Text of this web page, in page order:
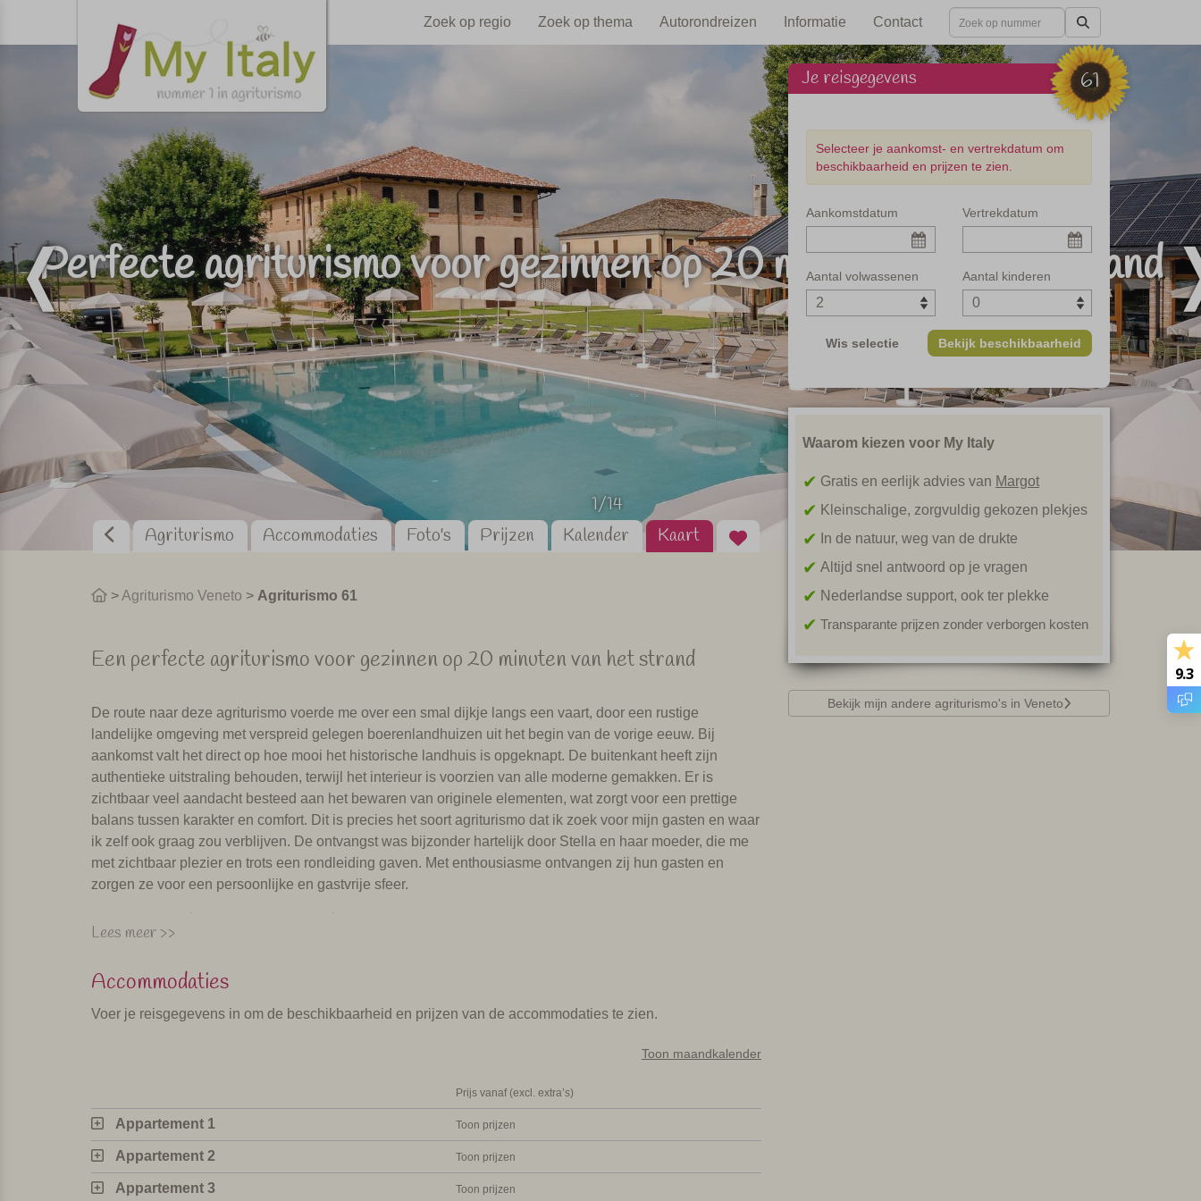
Zoek op regio Zoek op thema Autorondreizen Informatie Contact
Perfecte agriturismo voor gezinnen op 20 minuten van het strand
1/14
Agriturismo
Accommodaties Foto's Prijzen Kalender Kaart
>Agriturismo Veneto > Agriturismo 61
Een perfecte agriturismo voor gezinnen op 20 minuten van het strand
De route naar deze agriturismo voerde me over een smal dijkje langs een vaart, door een rustige
landelijke omgeving met verspreid gelegen boerenlandhuizen uit het begin van de vorige eeuw. Bij
aankomst valt het direct op hoe mooi het historische landhuis is opgeknapt. De buitenkant heeft zijn
authentieke uitstraling behouden, terwijl het interieur is voorzien van alle moderne gemakken. Er is
zichtbaar veel aandacht besteed aan het bewaren van originele elementen, wat zorgt voor een prettige
balans tussen karakter en comfort. Dit is precies het soort agriturismo dat ik zoek voor mijn gasten en waar
ik zelf ook graag zou verblijven. De ontvangst was bijzonder hartelijk door Stella en haar moeder, die me
met zichtbaar plezier en trots een rondleiding gaven. Met enthousiasme ontvangen zij hun gasten en
zorgen ze voor een persoonlijke en gastvrije sfeer.
Zee, strand en gezellige badplaatsen
zandstranden te vinden, waar je kunt kiezen tussen goed verzorgde strandtenten met ligbedjes en
Bibione, Caorle, Lido di Jesolo en Cavalino. Daar kun je rondwandelen in levendige straatjes met
Venetië, werelderfgoed Unesco
Ondanks de drukte vind ik een dagtrip naar Venetië nog steeds aan te bevelen. Met zijn laguna, kanalen
en het beroemde San Marco plein is de stad uniek in de wereld en dat moet je gewoon gezien hebben.
Om parkeergedoe te vermijden, kun je het beste met de trein of boot gaan; de receptie helpt graag met
Lees meer >>
Accommodaties
Voer je reisgegevens in om de beschikbaarheid en prijzen van de accommodaties te zien.
Toon maandkalender
Prijs vanaf (excl. extra’s)
Appartement 1 Toon prijzen
Appartement 2 Toon prijzen
Appartement 3 Toon prijzen
61
Je reisgegevens
Selecteer je aankomst- en vertrekdatum om
beschikbaarheid en prijzen te zien.
Aankomstdatum Vertrekdatum
Aantal volwassenen Aantal kinderen
Wis selectie Bekijk beschikbaarheid
Waarom kiezen voor My Italy
Gratis en eerlijk advies van Margot
Kleinschalige, zorgvuldig gekozen plekjes
In de natuur, weg van de drukte
Altijd snel antwoord op je vragen
Nederlandse support, ook ter plekke
Transparante prijzen zonder verborgen kosten
Bekijk mijn andere agriturismo's in Veneto
9.3